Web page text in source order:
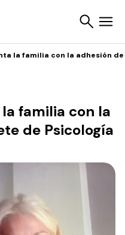
la familia con la adhesión
la familia con la
de Psicología